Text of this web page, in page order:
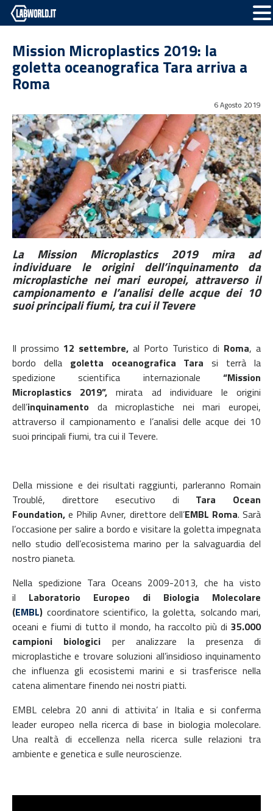
Mission Microplastics 2019: la
goletta oceanografica Tara arriva a
Roma
6 Agosto 2019
La Mission Microplastics 2019 mira ad
individuare le origini dell’inquinamento da
microplastiche nei mari europei, attraverso il
campionamento e l’analisi delle acque dei 10
suoi principali fiumi, tra cui il Tevere
Il prossimo 12 settembre, al Porto Turistico di Roma, a
bordo della goletta oceanografica Tara si terrà la
spedizione scientifica internazionale “Mission
Microplastics 2019”,mirata ad individuare le origini
dell’inquinamento da microplastiche nei mari europei,
attraverso il campionamento e l’analisi delle acque dei 10
suoi principali fiumi, tra cui il Tevere.
Della missione e dei risultati raggiunti, parleranno Romain
Troublé, direttore esecutivo di Tara Ocean
Foundation,e Philip Avner, direttore dell’EMBL Roma. Sarà
l’occasione per salire a bordo e visitare la goletta impegnata
nello studio dell’ecosistema marino per la salvaguardia del
nostro pianeta.
Nella spedizione Tara Oceans 2009-2013, che ha visto
il Laboratorio Europeo di Biologia Molecolare
(EMBL) coordinatore scientifico, la goletta, solcando mari,
oceani e fiumi di tutto il mondo, ha raccolto più di 35.000
campioni biologici per analizzare la presenza di
microplastiche e trovare soluzioni all’insidioso inquinamento
che influenza gli ecosistemi marini e si trasferisce nella
catena alimentare finendo nei nostri piatti.
EMBL celebra 20 anni di attivita’ in Italia e si conferma
leader europeo nella ricerca di base in biologia molecolare.
Una realtà di eccellenza nella ricerca sulle relazioni tra
ambiente e genetica e sulle neuroscienze.